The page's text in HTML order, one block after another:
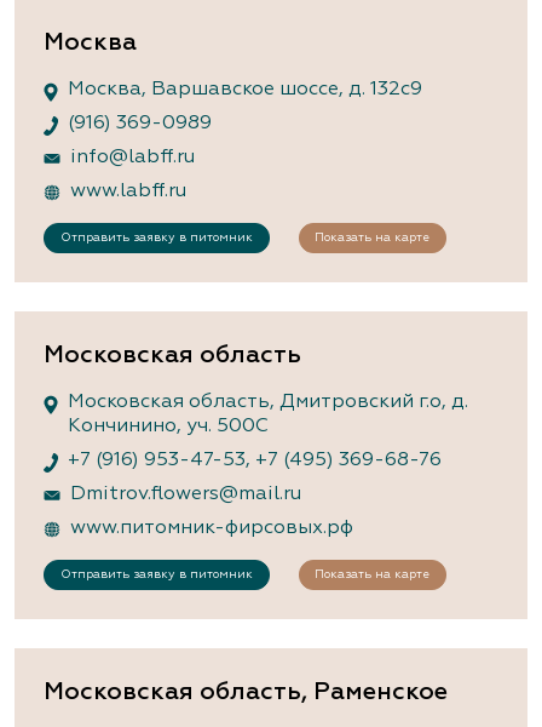
Москва
Москва, Варшавское шоссе, д. 132с9
(916) 369-0989
info@labff.ru
www.labff.ru
Отправить заявку в питомник Показать на карте
Московская область
Московская область, Дмитровский г.о, д.
Кончинино, уч. 500С
+7 (916) 953-47-53, +7 (495) 369-68-76
Dmitrov.flowers@mail.ru
www.питомник-фирсовых.рф
Отправить заявку в питомник Показать на карте
Московская область, Раменское